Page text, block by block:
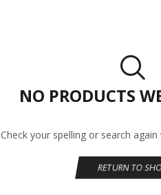
NO PRODUCTS
Check your spelling or search
RETURN TO